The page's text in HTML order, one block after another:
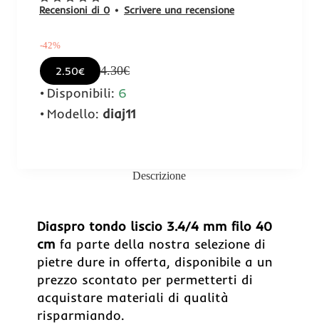
-42%
Recensioni di 0 • Scrivere una recensione
-42%
2.50€ 4.30€
Disponibili: 6
Modello: diaj11
Descrizione
Diaspro tondo liscio 3.4/4 mm filo 40
cm fa parte della nostra selezione di
pietre dure in offerta, disponibile a un
prezzo scontato per permetterti di
acquistare materiali di qualità
risparmiando.